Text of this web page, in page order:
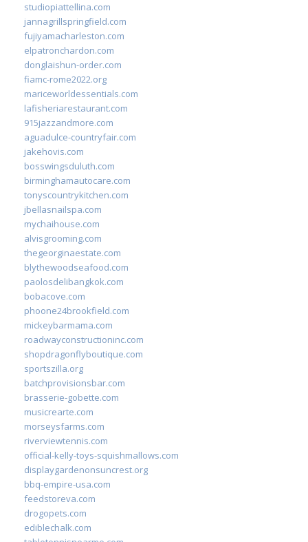
studiopiattellina.com
jannagrillspringfield.com
fujiyamacharleston.com
elpatronchardon.com
donglaishun-order.com
fiamc-rome2022.org
mariceworldessentials.com
lafisheriarestaurant.com
915jazzandmore.com
aguadulce-countryfair.com
jakehovis.com
bosswingsduluth.com
birminghamautocare.com
tonyscountrykitchen.com
jbellasnailspa.com
mychaihouse.com
alvisgrooming.com
thegeorginaestate.com
blythewoodseafood.com
paolosdelibangkok.com
bobacove.com
phoone24brookfield.com
mickeybarmama.com
roadwayconstructioninc.com
shopdragonflyboutique.com
sportszilla.org
batchprovisionsbar.com
brasserie-gobette.com
musicrearte.com
morseysfarms.com
riverviewtennis.com
official-kelly-toys-squishmallows.com
displaygardenonsuncrest.org
bbq-empire-usa.com
feedstoreva.com
drogopets.com
ediblechalk.com